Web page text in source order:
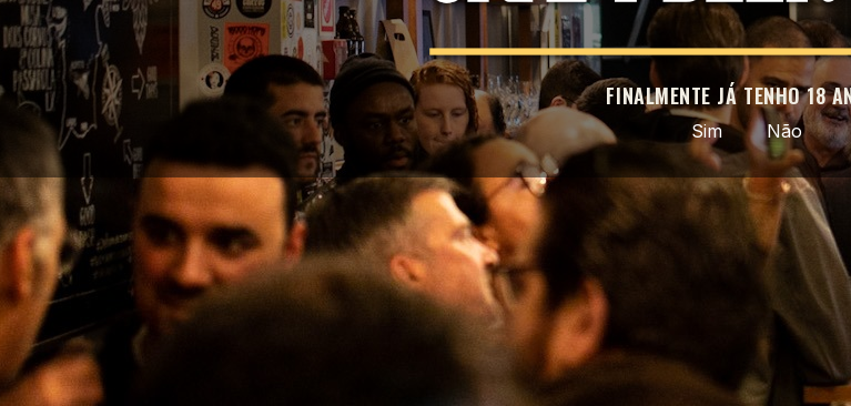
País
Facebook
APROVEITE AS NOSSAS ÚLTIMAS NOVIDADES
Pode cancelar a subscrição a qualquer momento. Para tal,
na declaração legal.
FINALMENTE JÁ TENHO 18
Sim Não